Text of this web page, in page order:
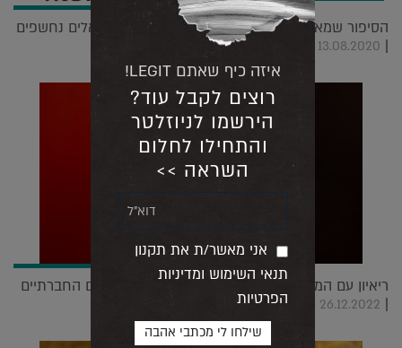
הסיפור שמאחורי הקלעים: אדריכלים ומעצבים ישראלים נחשפים
|
13.08.2020
ריאיון עם המעצבת הצרפתייה שמערערת על הקודים החברתיים
|
26.12.2022
איזה כיף שאתם LEGIT!
רוצים לקבל עוד?
הירשמו לניוזלטר
והתחילו לחלום
השראה >>
אני מאשר/ת את תקנון
תנאי השימוש ומדיניות
הפרטיות